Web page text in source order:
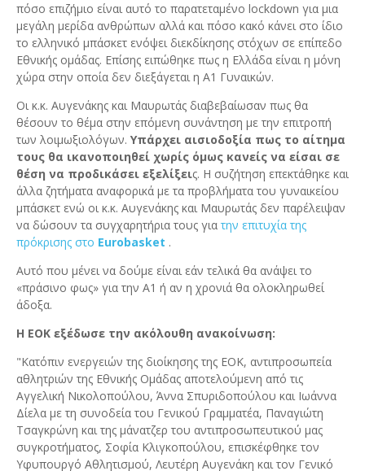
πόσο επιζήμιο είναι αυτό το παρατεταμένο lockdown για μια
μεγάλη μερίδα ανθρώπων αλλά και πόσο κακό κάνει στο ίδιο
το ελληνικό μπάσκετ ενόψει διεκδίκησης στόχων σε επίπεδο
Εθνικής ομάδας. Επίσης ειπώθηκε πως η Ελλάδα είναι η μόνη
χώρα στην οποία δεν διεξάγεται η Α1 Γυναικών.
Οι κ.κ. Αυγενάκης και Μαυρωτάς διαβεβαίωσαν πως θα
θέσουν το θέμα στην επόμενη συνάντηση με την επιτροπή
των λοιμωξιολόγων. Υπάρχει αισιοδοξία πως το αίτημα
τους θα ικανοποιηθεί χωρίς όμως κανείς να είσαι σε
θέση να προδικάσει εξελίξεις. Η συζήτηση επεκτάθηκε και
άλλα ζητήματα αναφορικά με τα προβλήματα του γυναικείου
μπάσκετ ενώ οι κ.κ. Αυγενάκης και Μαυρωτάς δεν παρέλειψαν
να δώσουν τα συγχαρητήρια τους για την επιτυχία της
πρόκρισης στο Eurobasket .
Αυτό που μένει να δούμε είναι εάν τελικά θα ανάψει το
«πράσινο φως» για την Α1 ή αν η χρονιά θα ολοκληρωθεί
άδοξα.
Η ΕΟΚ εξέδωσε την ακόλουθη ανακοίνωση:
"Κατόπιν ενεργειών της διοίκησης της ΕΟΚ, αντιπροσωπεία
αθλητριών της Εθνικής Ομάδας αποτελούμενη από τις
Αγγελική Νικολοπούλου, Άννα Σπυριδοπούλου και Ιωάννα
Δίελα με τη συνοδεία του Γενικού Γραμματέα, Παναγιώτη
Τσαγκρώνη και της μάνατζερ του αντιπροσωπευτικού μας
συγκροτήματος, Σοφία Κλιγκοπούλου, επισκέφθηκε τον
Υφυπουργό Αθλητισμού, Λευτέρη Αυγενάκη και τον Γενικό